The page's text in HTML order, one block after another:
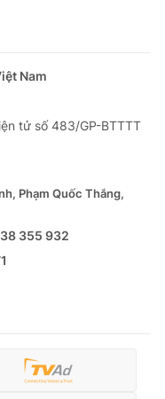
Nam
tử số 483/GP-BTTTT
Phạm Quốc Thắng,
355 932